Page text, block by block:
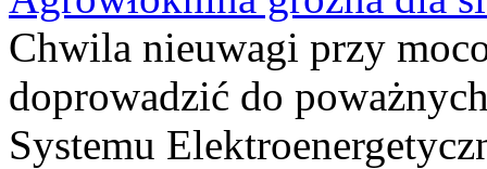
Chwila nieuwagi przy
doprowadzić do
Systemu